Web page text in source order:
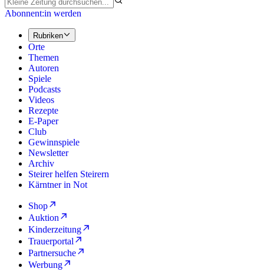
Abonnent:in werden
Rubriken
Orte
Themen
Autoren
Spiele
Podcasts
Videos
Rezepte
E-Paper
Club
Gewinnspiele
Newsletter
Archiv
Steirer helfen Steirern
Kärntner in Not
Shop
Auktion
Kinderzeitung
Trauerportal
Partnersuche
Werbung